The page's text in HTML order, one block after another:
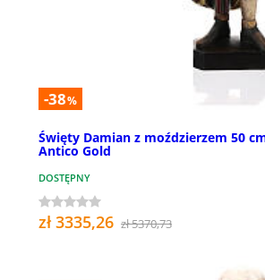
-38%
Święty Damian z moździerzem 50
Antico Gold
DOSTĘPNY
zł 3335,26 zł 5370,73